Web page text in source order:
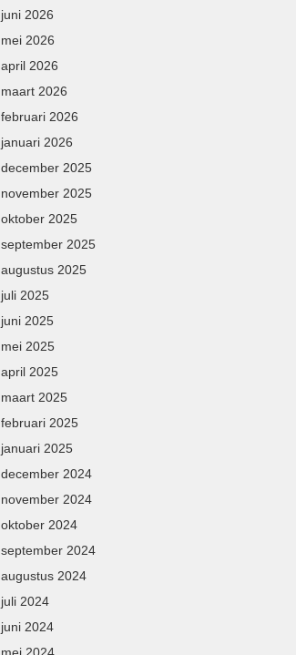
juni 2026
mei 2026
april 2026
maart 2026
februari 2026
januari 2026
december 2025
november 2025
oktober 2025
september 2025
augustus 2025
juli 2025
juni 2025
mei 2025
april 2025
maart 2025
februari 2025
januari 2025
december 2024
november 2024
oktober 2024
september 2024
augustus 2024
juli 2024
juni 2024